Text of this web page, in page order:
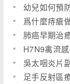
幼兒如何預
爲什麼痔瘡
肺癌早期治
H7N9禽流
吳太咽炎片
足手反射區